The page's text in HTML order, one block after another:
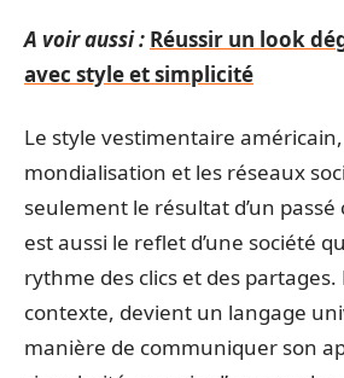
A voir aussi : Réussir un look
avec style et simplicité
Le style vestimentaire
mondialisation et les réseaux
seulement le résultat d’un
est aussi le reflet d’une société
rythme des clics et des partages.
contexte, devient un langage
manière de communiquer son